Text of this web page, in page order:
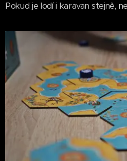
Pokud je lodí i karavan stejně,